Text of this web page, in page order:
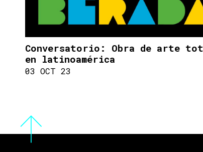
Conversatorio: Obra de arte
en latinoamérica
03 OCT 23